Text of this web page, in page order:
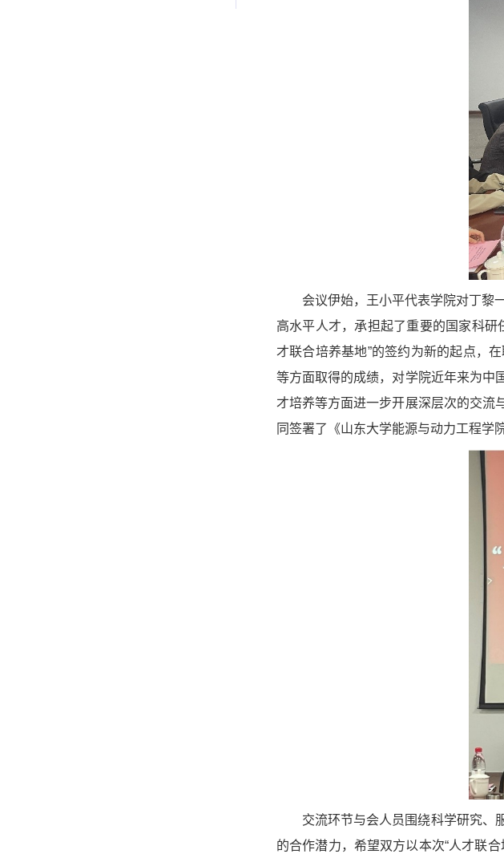
会议伊始，王小平代表学院对丁黎
高水平人才，承担起了重要的国家科
才联合培养基地”的签约为新的起点，
等方面取得的成绩，对学院近年来为中
才培养等方面进一步开展深层次的交流
同签署了《山东大学能源与动力工程学
交流环节与会人员围绕科学研究、
的合作潜力，希望双方以本次“人才联